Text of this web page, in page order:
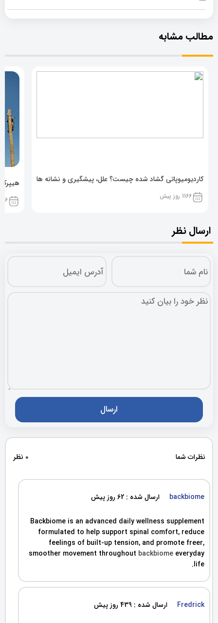
مطالب مشابه
کاردیومیوپاتی گشاد شده چیست؟ علل، پیشگیری و نشانه ها
1166 روز پیش 1166
ارسال نظر
نظرات شما 0 نظر
backbiome ارسال شده : 62 روز پیش
Backbiome is an advanced daily wellness supplement
formulated to help support spinal comfort, reduce
feelings of built-up tension, and promote freer,
smoother movement throughout backbiome everyday
life.
Fredrick ارسال شده : 439 روز پیش